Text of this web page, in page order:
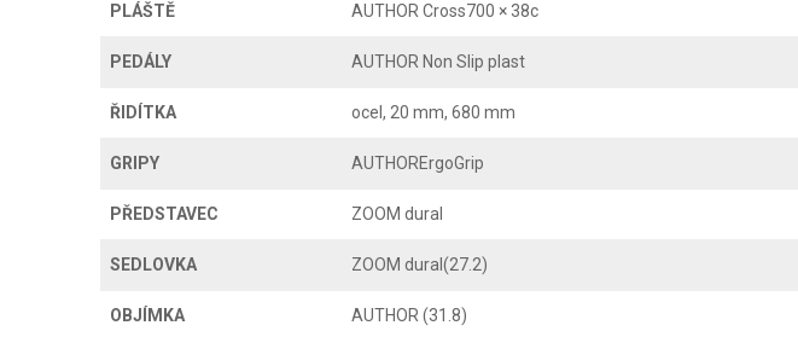
PLÁŠTĚ AUTHOR Cross700 × 38c
PEDÁLY AUTHOR Non Slip plast
ŘIDÍTKA ocel, 20 mm, 680 mm
GRIPY AUTHORErgoGrip
PŘEDSTAVEC ZOOM dural
SEDLOVKA ZOOM dural(27.2)
OBJÍMKA AUTHOR (31.8)